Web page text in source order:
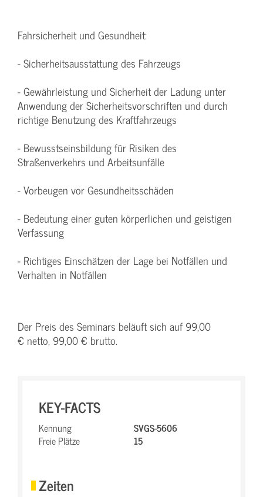
Fahrsicherheit und Gesundheit:
- Sicherheitsausstattung des Fahrzeugs
- Gewährleistung und Sicherheit der Ladung unter
Anwendung der Sicherheitsvorschriften und durch
richtige Benutzung des Kraftfahrzeugs
- Bewusstseinsbildung für Risiken des
Straßenverkehrs und Arbeitsunfälle
- Vorbeugen vor Gesundheitsschäden
- Bedeutung einer guten körperlichen und geistigen
Verfassung
- Richtiges Einschätzen der Lage bei Notfällen und
Verhalten in Notfällen
Der Preis des Seminars beläuft sich auf 99,00
€ netto, 99,00 € brutto.
KEY-FACTS
Kennung
SVGS-5606
Freie Plätze
15
Zeiten